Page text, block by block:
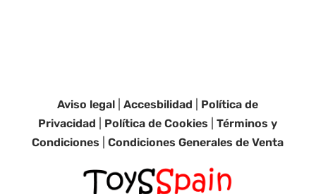
Aviso legal |Accesbilidad
Política de
Privacidad
Política de Cookies |Términos y
Condiciones |Condiciones Generales de Venta